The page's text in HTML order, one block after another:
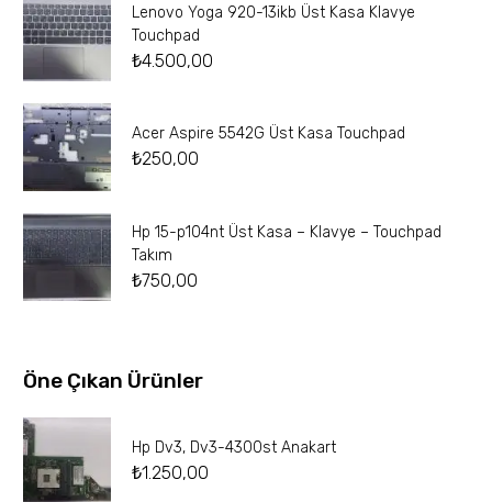
Lenovo Yoga 920-13ikb Üst Kasa Klavye
Touchpad
₺4.500,00
Acer Aspire 5542G Üst Kasa Touchpad
₺250,00
Hp 15-p104nt Üst Kasa – Klavye – Touchpad
Takım
₺750,00
Öne Çıkan Ürünler
Hp Dv3, Dv3-4300st Anakart
₺1.250,00